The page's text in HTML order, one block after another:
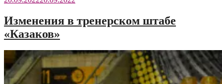
Изменения в тренерском штабе
«Казаков»